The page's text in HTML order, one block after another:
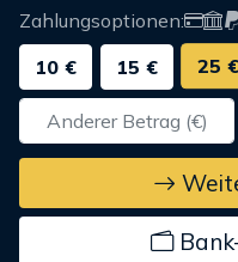
Zahlungsoptionen:
10 €
15 € 25 €